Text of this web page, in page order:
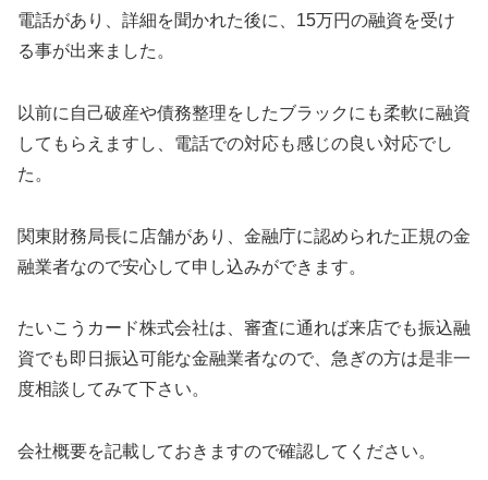
電話があり、詳細を聞かれた後に、15万円の融資を受け
る事が出来ました。
以前に自己破産や債務整理をしたブラックにも柔軟に融資
してもらえますし、電話での対応も感じの良い対応でし
た。
関東財務局長に店舗があり、金融庁に認められた正規の金
融業者なので安心して申し込みができます。
たいこうカード株式会社は、審査に通れば来店でも振込融
資でも即日振込可能な金融業者なので、急ぎの方は是非一
度相談してみて下さい。
会社概要を記載しておきますので確認してください。